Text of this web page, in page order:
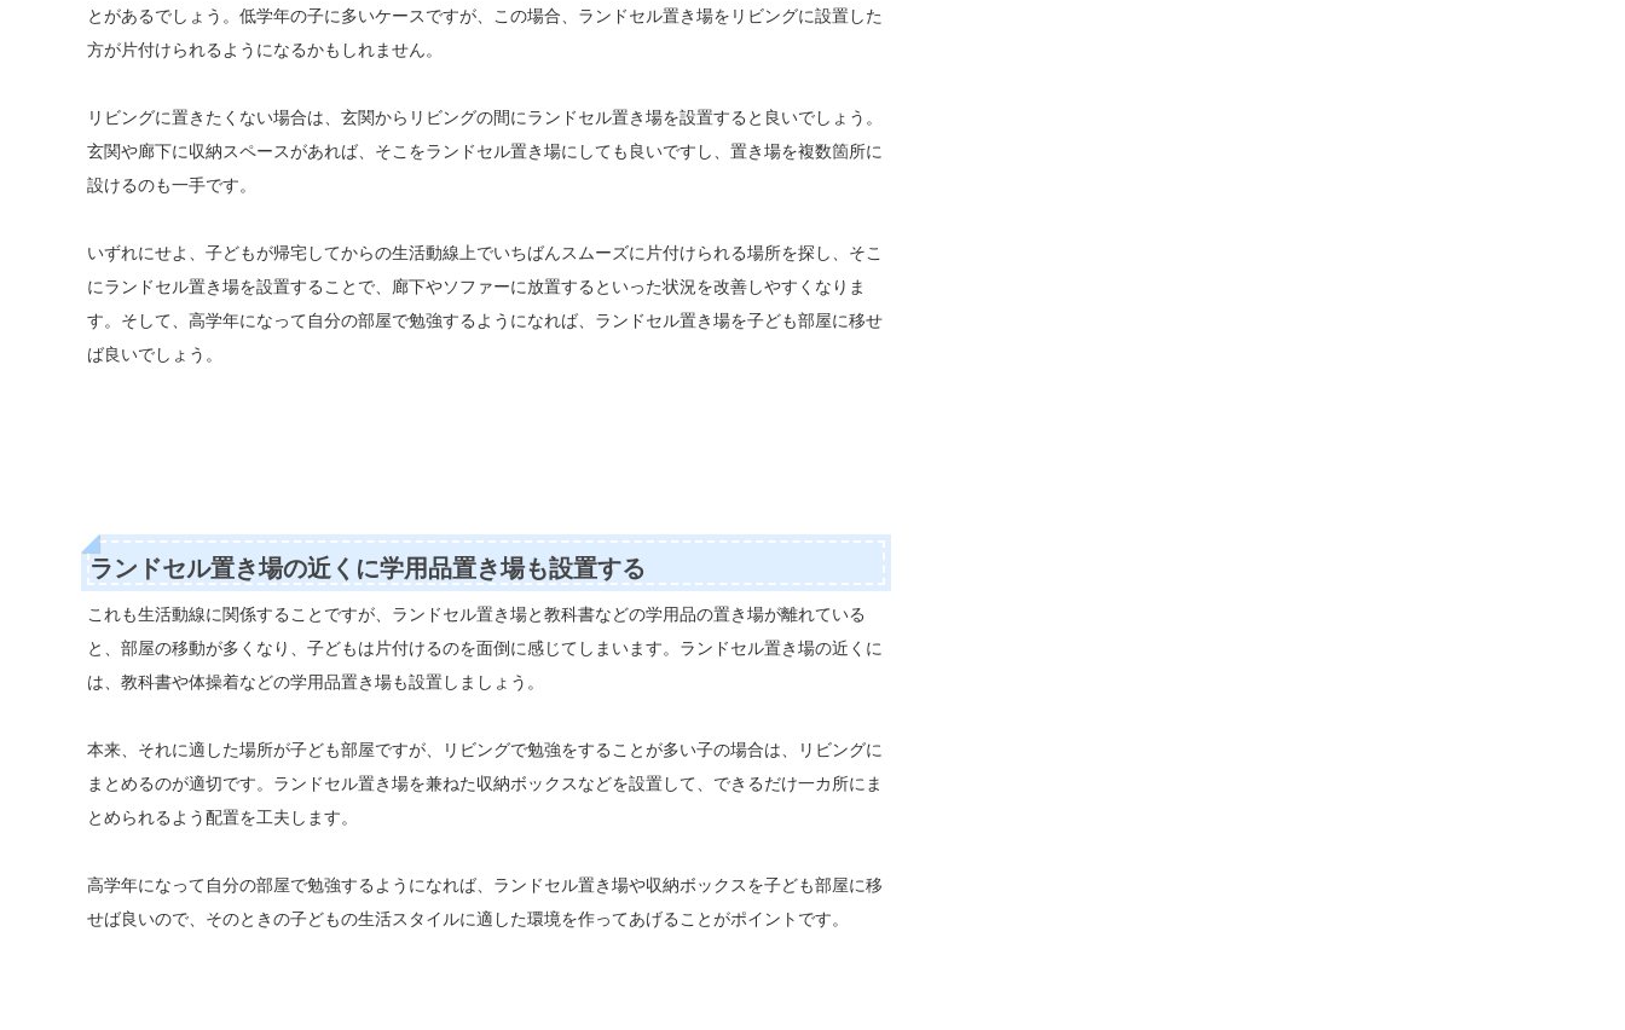
とがあるでしょう。低学年の子に多いケースですが、この場合、ランドセル置き場をリビングに設置した
方が片付けられるようになるかもしれません。
リビングに置きたくない場合は、玄関からリビングの間にランドセル置き場を設置すると良いでしょう。
玄関や廊下に収納スペースがあれば、そこをランドセル置き場にしても良いですし、置き場を複数箇所に
設けるのも一手です。
いずれにせよ、子どもが帰宅してからの生活動線上でいちばんスムーズに片付けられる場所を探し、そこ
にランドセル置き場を設置することで、廊下やソファーに放置するといった状況を改善しやすくなりま
す。そして、高学年になって自分の部屋で勉強するようになれば、ランドセル置き場を子ども部屋に移せ
ば良いでしょう。
ランドセル置き場の近くに学用品置き場も設置する
これも生活動線に関係することですが、ランドセル置き場と教科書などの学用品の置き場が離れている
と、部屋の移動が多くなり、子どもは片付けるのを面倒に感じてしまいます。ランドセル置き場の近くに
は、教科書や体操着などの学用品置き場も設置しましょう。
本来、それに適した場所が子ども部屋ですが、リビングで勉強をすることが多い子の場合は、リビングに
まとめるのが適切です。ランドセル置き場を兼ねた収納ボックスなどを設置して、できるだけ一カ所にま
とめられるよう配置を工夫します。
高学年になって自分の部屋で勉強するようになれば、ランドセル置き場や収納ボックスを子ども部屋に移
せば良いので、そのときの子どもの生活スタイルに適した環境を作ってあげることがポイントです。